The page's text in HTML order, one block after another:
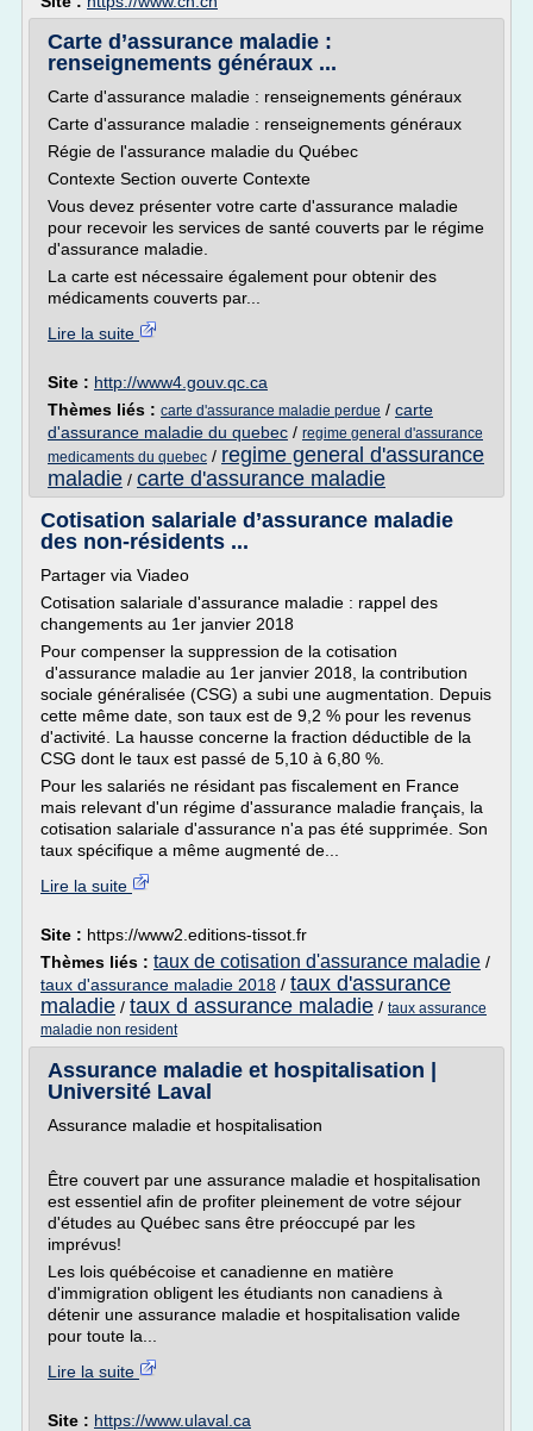
Carte d’assurance maladie :
renseignements généraux ...
Carte d'assurance maladie : renseignements généraux
Carte d'assurance maladie : renseignements généraux
Régie de l'assurance maladie du Québec
Contexte Section ouverte Contexte
Vous devez présenter votre carte d'assurance maladie
pour recevoir les services de santé couverts par le régime
d'assurance maladie.
La carte est nécessaire également pour obtenir des
médicaments couverts par...
Lire la suite
Site : http://www4.gouv.qc.ca
Thèmes liés : carte d'assurance maladie perdue / carte
d'assurance maladie du quebec / regime general d'assurance
medicaments du quebec / regime general d'assurance
maladie / carte d'assurance maladie
Cotisation salariale d’assurance maladie
des non-résidents ...
Partager via Viadeo
Cotisation salariale d'assurance maladie : rappel des
changements au 1er janvier 2018
Pour compenser la suppression de la cotisation
d'assurance maladie au 1er janvier 2018, la contribution
sociale généralisée (CSG) a subi une augmentation. Depuis
cette même date, son taux est de 9,2 % pour les revenus
d'activité. La hausse concerne la fraction déductible de la
CSG dont le taux est passé de 5,10 à 6,80 %.
Pour les salariés ne résidant pas fiscalement en France
mais relevant d'un régime d'assurance maladie français, la
cotisation salariale d'assurance n'a pas été supprimée. Son
taux spécifique a même augmenté de...
Lire la suite
Site : https://www2.editions-tissot.fr
Thèmes liés : taux de cotisation d'assurance maladie /
taux d'assurance maladie 2018 / taux d'assurance
maladie / taux d assurance maladie / taux assurance
maladie non resident
Assurance maladie et hospitalisation |
Université Laval
Assurance maladie et hospitalisation
Être couvert par une assurance maladie et hospitalisation
est essentiel afin de profiter pleinement de votre séjour
d'études au Québec sans être préoccupé par les
imprévus!
Les lois québécoise et canadienne en matière
d'immigration obligent les étudiants non canadiens à
détenir une assurance maladie et hospitalisation valide
pour toute la...
Lire la suite
Site : https://www.ulaval.ca